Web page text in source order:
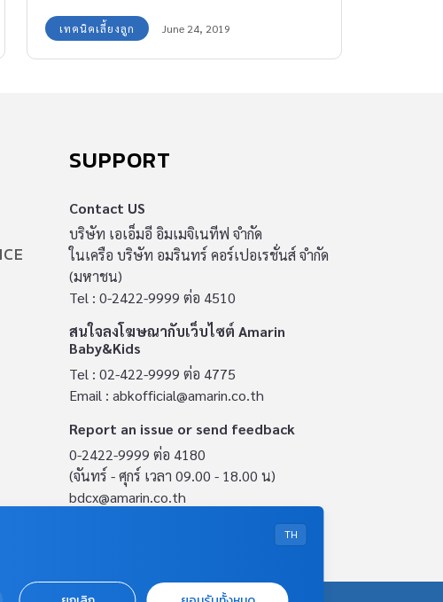
เทคนิคเลี้ยงลูก June 24, 2019
SUPPORT
Contact US
บริษัท เอเอ็มอี อิมเมจิเนทีฟ จำกัด
ในเครือ บริษัท อมรินทร์ คอร์เปอเรชั่นส์ จำกัด
(มหาชน)
Tel : 0-2422-9999 ต่อ 4510
สนใจลงโฆษณากับเว็บไซต์ Amarin
Baby&Kids
Tel : 02-422-9999 ต่อ 4775
Email : abkofficial@amarin.co.th
Report an issue or send feedback
0-2422-9999 ต่อ 4180
(จันทร์ - ศุกร์ เวลา 09.00 - 18.00 น)
bdcx@amarin.co.th
TH